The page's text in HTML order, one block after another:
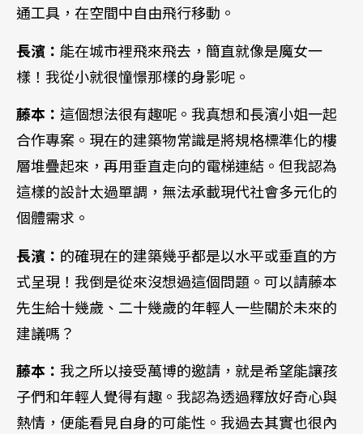
通工具，在空間中自由飛行移動。
長濱： 能在城市裡飛來飛去，簡直就像是魔女一
樣！我從小就很憧憬那樣的身影呢。
藤本： 這個想法很有趣呢。我真想和長濱小姐一起
合作專案。現在的建築物常識是將規格標準化的樓
層堆疊起來，再用垂直走向的電梯連結。但我認為
這樣的設計太過單調，無法承載現代社會多元化的
個體需求。
長濱： 的確現在的建築幾乎都是以水平或垂直的方
式呈現！我倒是從來沒想過這個問題。可以請藤本
先生給十幾歲、二十幾歲的年輕人一些關於未來的
建議嗎？
藤本： 我之所以接受萬博的邀請，就是希望能讓孩
子們和年輕人覺得有趣。我認為透過釋放好奇心與
熱情，便能看見自身的可能性。我過去其實也很內